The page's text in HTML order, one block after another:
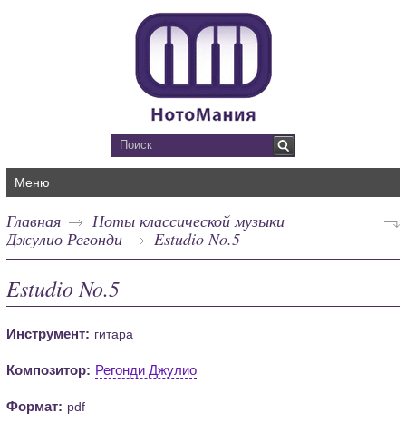
Меню
Главная
Ноты классической музыки
Джулио Регонди
Estudio No.5
Estudio No.5
Инструмент: гитара
Композитор: Регонди Джулио
Формат: pdf